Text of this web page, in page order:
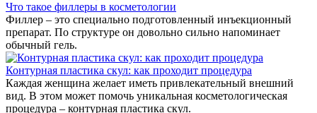
Что такое филлеры в косметологии
Филлер – это специально подготовленный инъекционный
препарат. По структуре он довольно сильно напоминает
обычный гель.
Контурная пластика скул: как проходит процедура
Каждая женщина желает иметь привлекательный внешний
вид. В этом может помочь уникальная косметологическая
процедура – контурная пластика скул.